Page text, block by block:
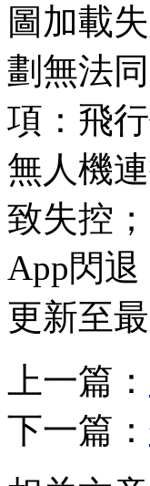
圖加載
劃無法
項：飛
無人機
致失控
App閃
更新至
上一篇：
下一篇：